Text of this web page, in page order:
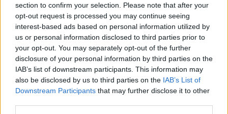
section to confirm your selection. Please note that after your
opt-out request is processed you may continue seeing
interest-based ads based on personal information utilized by
us or personal information disclosed to third parties prior to
your opt-out. You may separately opt-out of the further
disclosure of your personal information by third parties on the
IAB’s list of downstream participants. This information may
also be disclosed by us to third parties on the IAB’s List of
Downstream Participants that may further disclose it to other
¿Quiere estar al día? Síganos en GoogleNews
RELACIONADO
Temas Apoyo a los veganos Cocina vegana
Comunidad vegana Deficiencias en una dieta vegana
Desarrollo sostenible
El impacto medioambiental del veganismo